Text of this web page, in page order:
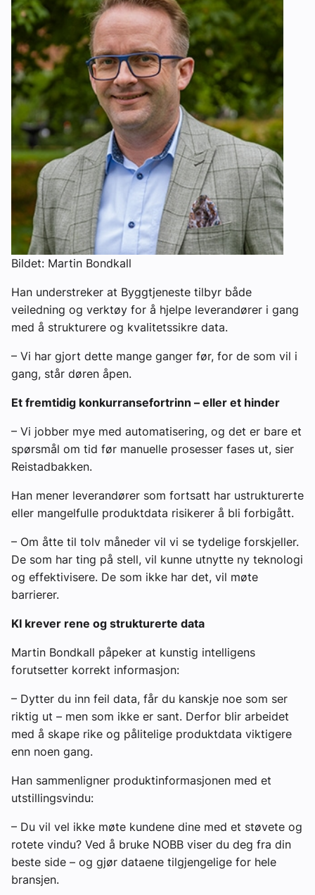
Bildet: Martin Bondkall
Han understreker at Byggtjeneste tilbyr både
veiledning og verktøy for å hjelpe leverandører i gang
med å strukturere og kvalitetssikre data.
– Vi har gjort dette mange ganger før, for de som vil i
gang, står døren åpen.
Et fremtidig konkurransefortrinn – eller et hinder
– Vi jobber mye med automatisering, og det er bare et
spørsmål om tid før manuelle prosesser fases ut, sier
Reistadbakken.
Han mener leverandører som fortsatt har ustrukturerte
eller mangelfulle produktdata risikerer å bli forbigått.
– Om åtte til tolv måneder vil vi se tydelige forskjeller.
De som har ting på stell, vil kunne utnytte ny teknologi
og effektivisere. De som ikke har det, vil møte
barrierer.
KI krever rene og strukturerte data
Martin Bondkall påpeker at kunstig intelligens
forutsetter korrekt informasjon:
– Dytter du inn feil data, får du kanskje noe som ser
riktig ut – men som ikke er sant. Derfor blir arbeidet
med å skape rike og pålitelige produktdata viktigere
enn noen gang.
Han sammenligner produktinformasjonen med et
utstillingsvindu:
– Du vil vel ikke møte kundene dine med et støvete og
rotete vindu? Ved å bruke NOBB viser du deg fra din
beste side – og gjør dataene tilgjengelige for hele
bransjen.